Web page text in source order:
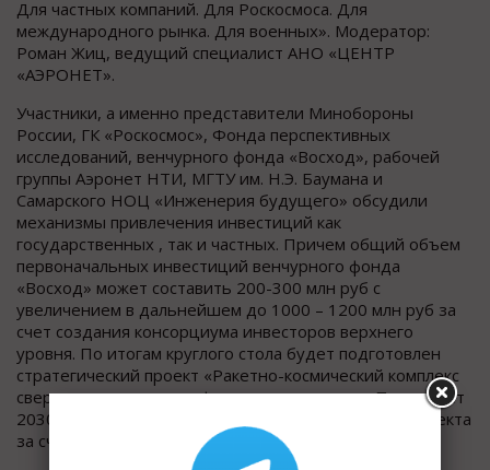
Для частных компаний. Для Роскосмоса. Для
международного рынка. Для военных». Модератор:
Роман Жиц, ведущий специалист АНО «ЦЕНТР
«АЭРОНЕТ».
Участники, а именно представители Минобороны
России, ГК «Роскосмос», Фонда перспективных
исследований, венчурного фонда «Восход», рабочей
группы Аэронет НТИ, МГТУ им. Н.Э. Баумана и
Самарского НОЦ «Инженерия будущего» обсудили
механизмы привлечения инвестиций как
государственных , так и частных. Причем общий объем
первоначальных инвестиций венчурного фонда
«Восход» может составить 200-300 млн руб с
увеличением в дальнейшем до 1000 – 1200 млн руб за
счет создания консорциума инвесторов верхнего
уровня. По итогам круглого стола будет подготовлен
стратегический проект «Ракетно-космический комплекс
сверхлегкого класса» в формате программы «Приоритет
2030», как возможная альтернатива реализации проекта
за счет грантового финансирования.